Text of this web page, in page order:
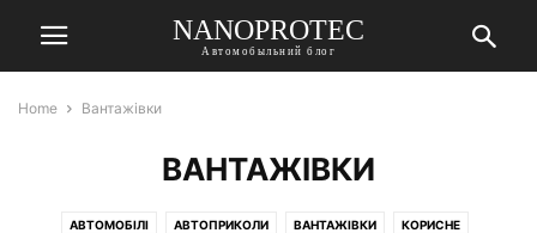
NANOPROTEC
Автомобыльний блог
Home Вантажівки
ВАНТАЖІВКИ
АВТОМОБІЛІ АВТОПРИКОЛИ ВАНТАЖІВКИ КОРИСНЕ